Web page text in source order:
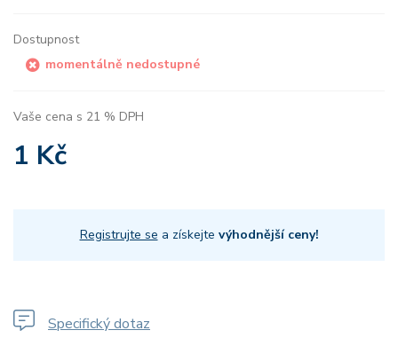
Dostupnost
momentálně nedostupné
Vaše cena s 21 % DPH
1 Kč
Registrujte se a získejte výhodnější ceny!
Specifický dotaz